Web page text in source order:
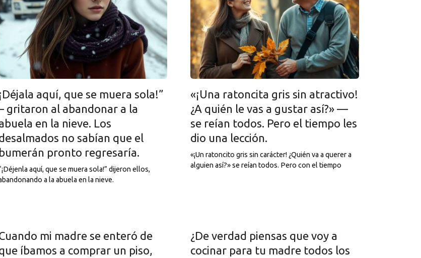
¡Déjala aquí, que se muera sola!”
gritaron al abandonar a la
en la nieve. Los
no sabían que el
bumerán pronto regresaría.
aquí, que se muera sola!” dijeron ellos,
a la abuela en la nieve.
«¡Una ratoncita gris sin atractivo!
¿A quién le vas a gustar así?» —
se reían todos. Pero el tiempo les
dio una lección.
«¡Un ratoncito gris sin carácter! ¿Quién va a querer a
alguien así?» se reían todos. Pero con el tiempo
mi madre se enteró de
íbamos a comprar un piso,
¿De verdad piensas que voy a
cocinar para tu madre todos los